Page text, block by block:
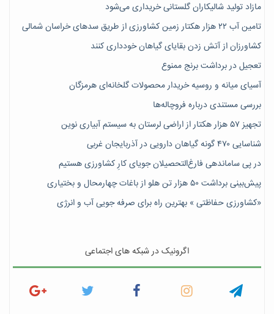
مازاد تولید شالیکاران گلستانی خریداری می‌شود
تامین آب ۲۲ هزار هکتار زمین کشاورزی از طریق سدهای خراسان شمالی
کشاورزان از آتش زدن بقایای گیاهان خودداری کنند
تعجیل در برداشت برنج ممنوع
آسیای میانه و روسیه خریدار محصولات گلخانه‌ای هرمزگان
بررسی مستندی درباره فروچاله‌ها
تجهیز ۵۷ هزار هکتار از اراضی لرستان به سیستم آبیاری نوین
شناسایی ۴۷٠ گونه گیاهان دارویی در آذربایجان غربی
در پی ساماندهی فارغ‌التحصیلان جویای کارِ کشاورزی هستیم
پیش‎‌بینی برداشت ۵۰ هزار تن هلو از باغات چهارمحال و بختیاری
«کشاورزی حفاظتی » بهترین راه برای صرفه جویی آب و انرژی
اگرونیک در شبکه های اجتماعی